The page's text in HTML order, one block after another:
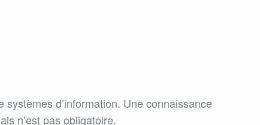
d’information. Une connaissance
n’est pas obligatoire.